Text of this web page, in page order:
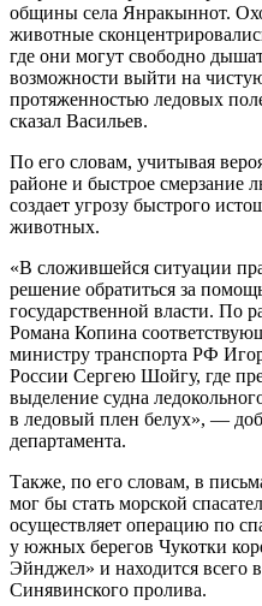
общины села Янракыннот.
животные
где они могут свободно
возможности выйти на
протяженностью ледовых
сказал Васильев.
По его словам, учитывая
районе и быстрое смерзание
создает угрозу быстрого
животных.
«В сложившейся ситуации
решение обратиться за
государственной власти. По
Романа Копина
министру транспорта РФ
России Сергею Шойгу, где
выделение судна
в ледовый плен белух», —
департамента.
Также, по его словам, в
мог бы стать морской
осуществляет операцию по
у южных берегов Чукотки
Эйнджел» и находится всего
Синявинского пролива.